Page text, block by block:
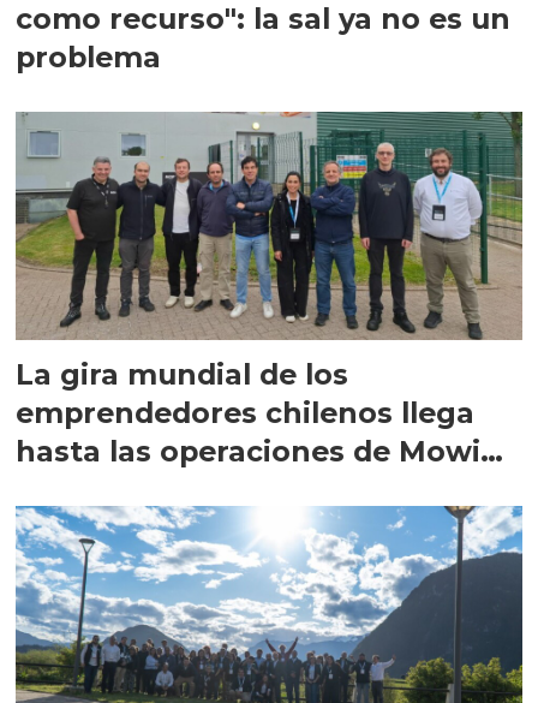
como recurso": la sal ya no es un
problema
La gira mundial de los
emprendedores chilenos llega
hasta las operaciones de Mowi